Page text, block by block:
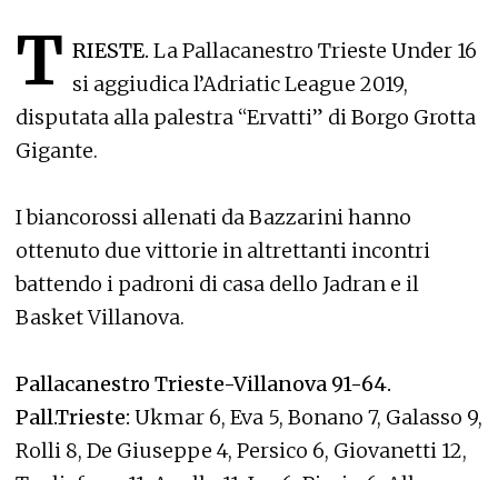
T RIESTE. La Pallacanestro Trieste Under 16
si aggiudica l’Adriatic League 2019,
disputata alla palestra “Ervatti” di Borgo Grotta
Gigante.
I biancorossi allenati da Bazzarini hanno
ottenuto due vittorie in altrettanti incontri
battendo i padroni di casa dello Jadran e il
Basket Villanova.
Pallacanestro Trieste-Villanova 91-64.
Pall.Trieste: Ukmar 6, Eva 5, Bonano 7, Galasso 9,
Rolli 8, De Giuseppe 4, Persico 6, Giovanetti 12,